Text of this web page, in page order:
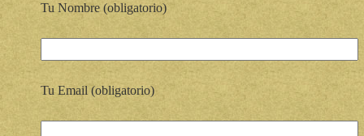
Tu Nombre (obligatorio)
Tu Email (obligatorio)